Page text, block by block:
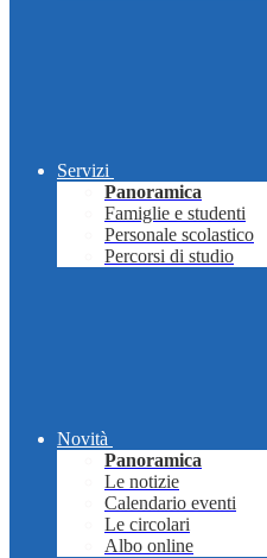
Servizi
Panoramica
Famiglie e studenti
Personale scolastico
Percorsi di studio
Novità
Panoramica
Le notizie
Calendario eventi
Le circolari
Albo online